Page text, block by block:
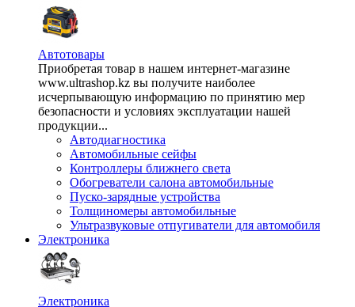
Автотовары
Приобретая товар в нашем интернет-магазине
www.ultrashop.kz вы получите наиболее
исчерпывающую информацию по принятию мер
безопасности и условиях эксплуатации нашей
продукции...
Автодиагностика
Автомобильные сейфы
Контроллеры ближнего света
Обогреватели салона автомобильные
Пуско-зарядные устройства
Толщиномеры автомобильные
Ультразвуковые отпугиватели для автомобиля
Электроника
Электроника